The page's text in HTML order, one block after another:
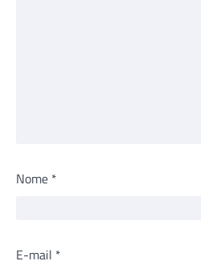
Nome *
E-mail *